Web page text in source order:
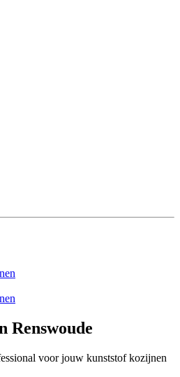
Renswoude
voor jouw kunststof kozijnen